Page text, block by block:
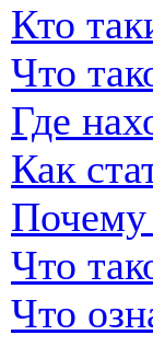
Кто
Что
Где
Как
Почему
Что
Что